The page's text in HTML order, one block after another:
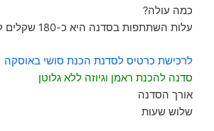
כמה עולה?
עלות השתתפות בסדנה היא כ-180 שקלים לאדם.
לרכישת כרטיס לסדנת הכנת סושי באוסקה
סדנה להכנת ראמן וגיוזה ללא גלוטן
אורך הסדנה
שלוש שעות